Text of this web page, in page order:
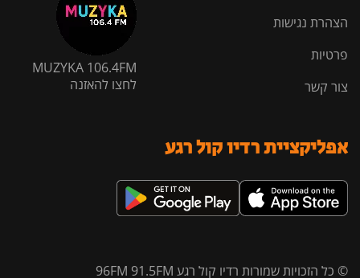
הצהרת נגישות
פרטיות
צור קשר
MUZYKA 106.4FM
לחצו להאזנה
אפליקציית רדיו קול רגע
© כל הזכויות שמורות רדיו קול רגע 96FM 91.5FM